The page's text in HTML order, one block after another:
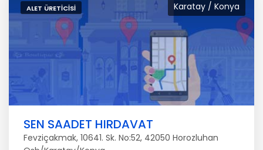
Karatay / Konya
ALET ÜRETICISI
SEN SAADET HIRDAVAT
Fevziçakmak, 10641. Sk. No:52, 42050 Horozluhan